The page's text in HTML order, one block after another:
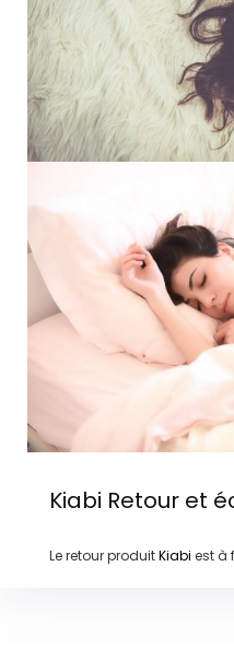
Kiabi Retour et
Le retour produitKiabi est à